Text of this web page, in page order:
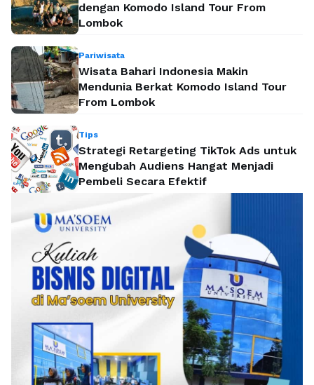
dengan Komodo Island Tour From
Lombok
Pariwisata
Wisata Bahari Indonesia Makin
Mendunia Berkat Komodo Island Tour
From Lombok
Tips
Strategi Retargeting TikTok Ads untuk
Mengubah Audiens Hangat Menjadi
Pembeli Secara Efektif